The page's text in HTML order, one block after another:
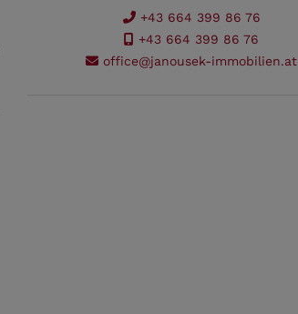
+43 664 399 86 76
+43 664 399 86 76
office@janousek-immobilien.at